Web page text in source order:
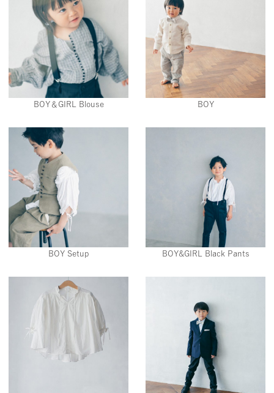
BOY＆GIRL Blouse BOY
BOY Setup BOY&GIRL Black Pants